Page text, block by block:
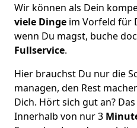
Wir können als Dein
viele Dinge im Vorfeld für
wenn Du magst, buche
Fullservice.
Hier brauchst Du nur die
managen, den Rest
Dich. Hört sich gut an?
Innerhalb von nur 3